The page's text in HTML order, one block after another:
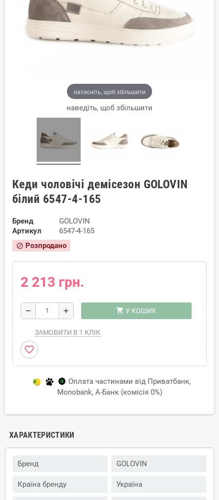
натисніть, щоб збільшити
наведіть, щоб збільшити
Кеди чоловічі демісезон GOLOVIN
білий 6547-4-165
Бренд
GOLOVIN
Артикул
6547-4-165
block Розпродано
2 213 грн.
remove add shopping_cart У КОШИК
ЗАМОВИТИ В 1 КЛІК
favorite_border
Оплата частинами від Приватбанк,
Monobank, А-Банк (комісія 0%)
ХАРАКТЕРИСТИКИ
Бренд GOLOVIN
Країна бренду Україна